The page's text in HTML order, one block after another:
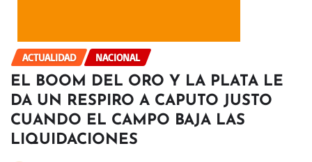
ACTUALIDAD NACIONAL
EL BOOM DEL ORO Y LA PLATA LE
DA UN RESPIRO A CAPUTO JUSTO
CUANDO EL CAMPO BAJA LAS
LIQUIDACIONES